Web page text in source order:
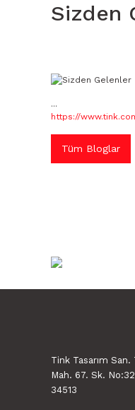
Sizden
...
https://
Tüm Bloglar
Tink Tasarım
Mah. 67. Sk.
34513